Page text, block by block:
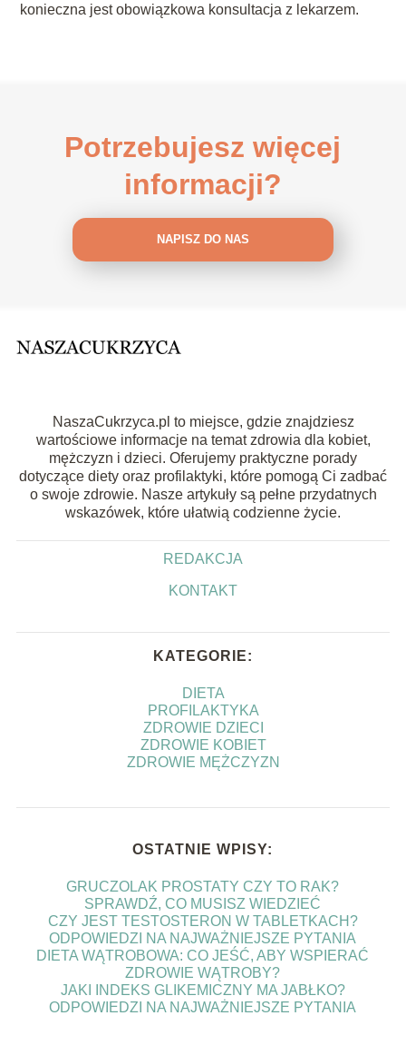
konieczna jest obowiązkowa konsultacja z lekarzem.
Potrzebujesz więcej
informacji?
NAPISZ DO NAS
NaszaCukrzyca.pl to miejsce, gdzie znajdziesz
wartościowe informacje na temat zdrowia dla kobiet,
mężczyzn i dzieci. Oferujemy praktyczne porady
dotyczące diety oraz profilaktyki, które pomogą Ci zadbać
o swoje zdrowie. Nasze artykuły są pełne przydatnych
wskazówek, które ułatwią codzienne życie.
REDAKCJA
KONTAKT
KATEGORIE:
DIETA
PROFILAKTYKA
ZDROWIE DZIECI
ZDROWIE KOBIET
ZDROWIE MĘŻCZYZN
OSTATNIE WPISY:
GRUCZOLAK PROSTATY CZY TO RAK?
SPRAWDŹ, CO MUSISZ WIEDZIEĆ
CZY JEST TESTOSTERON W TABLETKACH?
ODPOWIEDZI NA NAJWAŻNIEJSZE PYTANIA
DIETA WĄTROBOWA: CO JEŚĆ, ABY WSPIERAĆ
ZDROWIE WĄTROBY?
JAKI INDEKS GLIKEMICZNY MA JABŁKO?
ODPOWIEDZI NA NAJWAŻNIEJSZE PYTANIA